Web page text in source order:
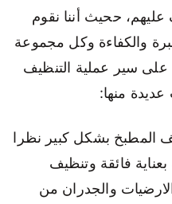
ححيث أننا نقوم
والكفاءة وكل مجموعة
سير عملية التنظيف
منها:
المطبخ بشكل كبير نظرا
فائقة وتنظيف
الارضيات والجدران من